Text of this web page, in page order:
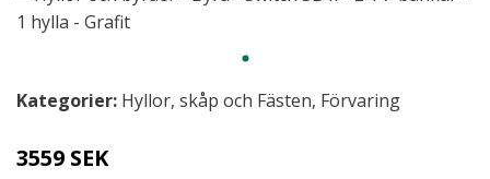
Kategorier: Hyllor, skåp och Fästen, Förvaring
3559 SEK